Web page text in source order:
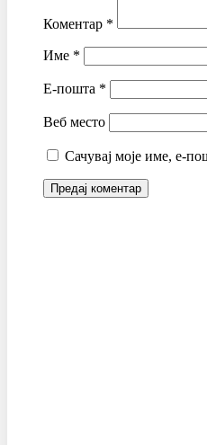
Коментар *
Име *
Е-пошта *
Веб место
Сачувај моје име, е-